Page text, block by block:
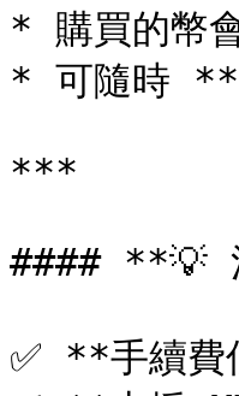
* 購買的幣
* 可隨時 **
***
#### **💡
✅ **手續